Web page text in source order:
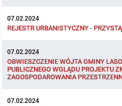
Protokoły z posiedzeń sesji 2011
Dyżury Przewodniczącego Rady Gminy
Okresowa ocena jakości wody
Odpowiedzi na zapytania
Plan Postępowań
Informacje o wyborze ofert
Studium uwarunkowań i kierunków
W trakcie opracowania
Obowiązujące
W trakcie opracowania
07.02.2024
REJESTR URBANISTYCZNY -
07.02.2024
OBWIESZCZENIE WÓJTA GMINY
PUBLICZNEGO WGLĄDU PROJEKTU
ZAGOSPODAROWANIA
07.02.2024